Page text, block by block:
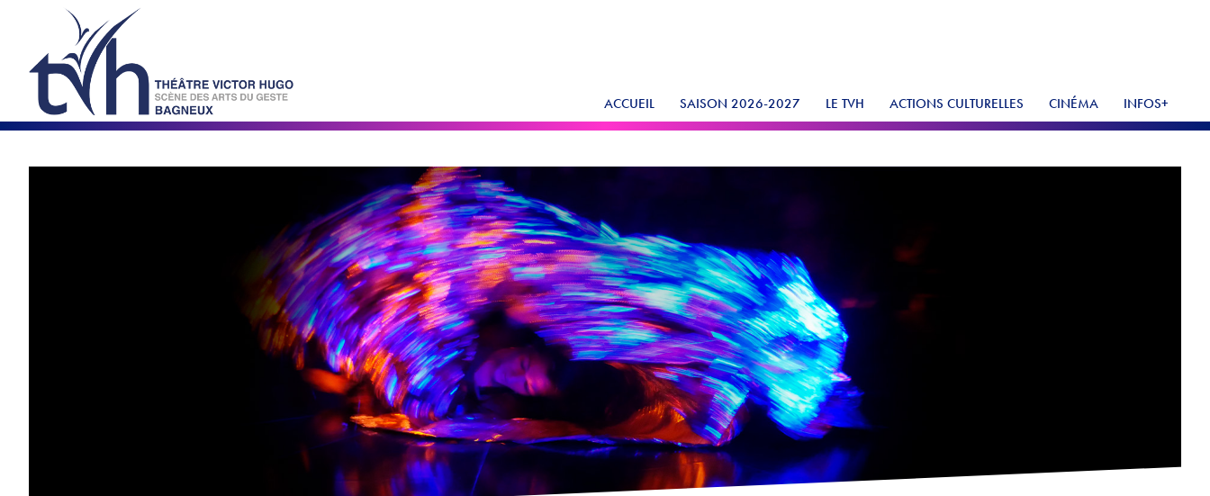
ACCUEIL SAISON 2026-2027 LE TVH ACTIONS CULTURELLES CINÉMA INFOS+